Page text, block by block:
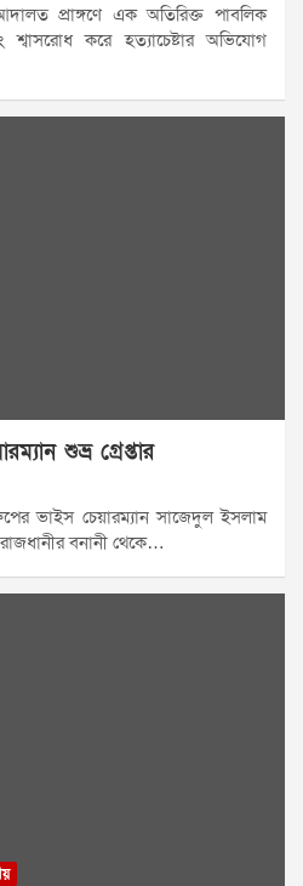
প্রাঙ্গণে এক অতিরিক্ত পাবলিক
শ্বাসরোধ করে হত্যাচেষ্টার অভিযোগ
শুভ্র গ্রেপ্তার
ভাইস চেয়ারম্যান সাজেদুল ইসলাম
বনানী থেকে…